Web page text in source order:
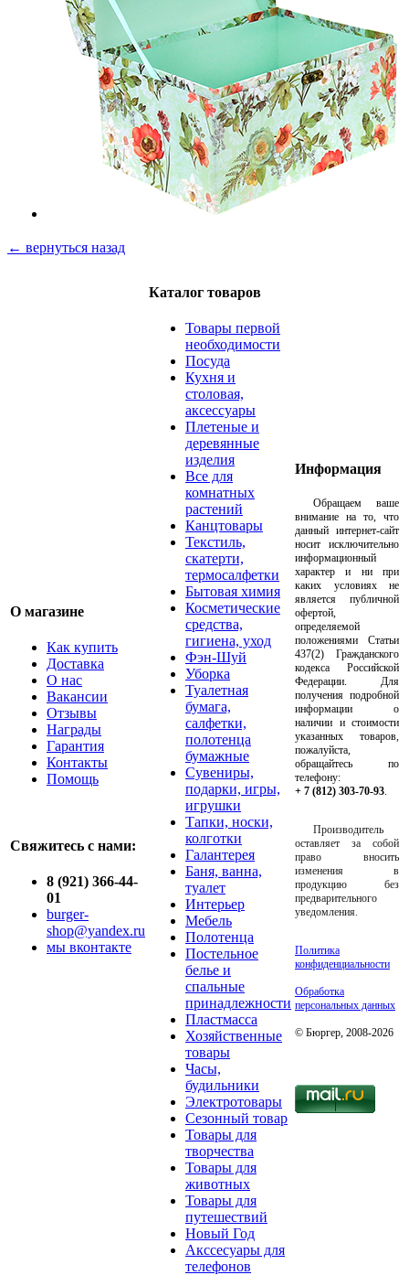
← вернуться назад
О магазине
Как купить
Доставка
О нас
Вакансии
Отзывы
Награды
Гарантия
Контакты
Помощь
Свяжитесь с нами:
8 (921) 366-44-
01
burger-
shop@yandex.ru
мы вконтакте
Каталог товаров
Товары первой
необходимости
Посуда
Кухня и
столовая,
аксессуары
Плетеные и
деревянные
изделия
Все для
комнатных
растений
Канцтовары
Текстиль,
скатерти,
термосалфетки
Бытовая химия
Косметические
средства,
гигиена, уход
Фэн-Шуй
Уборка
Туалетная
бумага,
салфетки,
полотенца
бумажные
Сувениры,
подарки, игры,
игрушки
Тапки, носки,
колготки
Галантерея
Баня, ванна,
туалет
Интерьер
Мебель
Полотенца
Постельное
белье и
спальные
принадлежности
Пластмасса
Хозяйственные
товары
Часы,
будильники
Электротовары
Сезонный товар
Товары для
творчества
Товары для
животных
Товары для
путешествий
Новый Год
Акссесуары для
телефонов
Информация
Обращаем ваше
внимание на то, что
данный интернет-сайт
носит исключительно
информационный
характер и ни при
каких условиях не
является публичной
офертой,
определяемой
положениями Статьи
437(2) Гражданского
кодекса Российской
Федерации. Для
получения подробной
информации о
наличии и стоимости
указанных товаров,
пожалуйста,
обращайтесь по
телефону:
+ 7 (812) 303-70-93
Производитель
оставляет за собой
право вносить
изменения в
продукцию без
предварительного
уведомления.
Политика
конфиденциальности
Обработка
персональных данных
© Бюргер, 2008-2026